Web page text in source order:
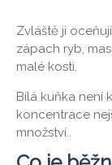
Zvláště ji
zápach ryb,
malé kosti.
Bílá kuňka není
koncentrace
množství..